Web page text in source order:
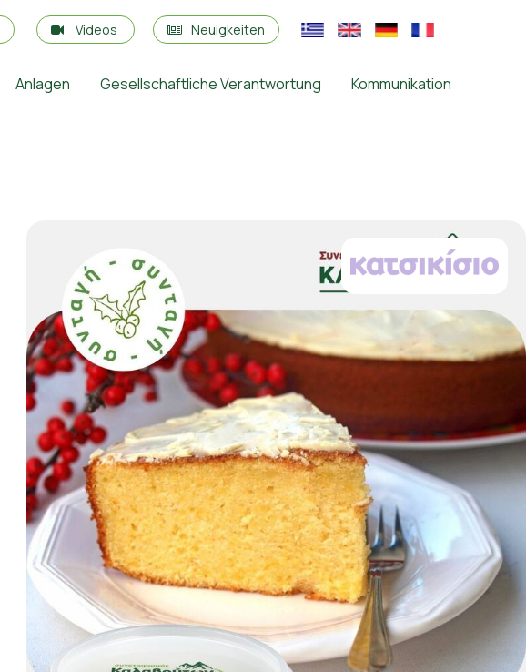
Videos Neuigkeiten
Anlagen Gesellschaftliche Verantwortung Kommunikation